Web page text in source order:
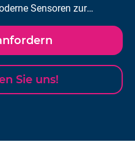
Sensoren zur
von HBK
reduzieren die Kosten
Technologien wie
Sie uns!